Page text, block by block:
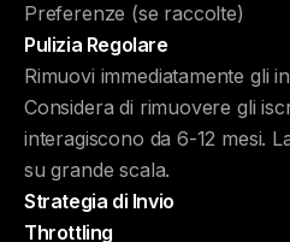
Preferenze (se raccolte)
Pulizia Regolare
Rimuovi immediatamente gli
Considera di rimuovere gli
interagiscono da 6-12 mesi.
su grande scala.
Strategia di Invio
Throttling